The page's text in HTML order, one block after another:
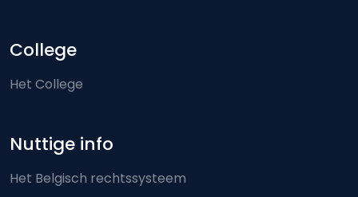
College
Het College
Nuttige info
Het Belgisch rechtssysteem